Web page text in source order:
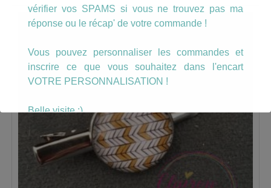
vérifier vos SPAMS si vous ne trouvez pas ma
réponse ou le récap' de votre commande !
Vous pouvez personnaliser les commandes et
inscrire ce que vous souhaitez dans l'encart
VOTRE PERSONNALISATION !
Belle visite :)